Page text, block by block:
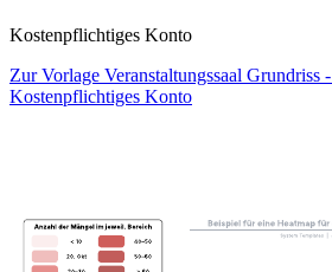
Kostenpflichtiges Konto
Zur Vorlage Veranstaltungssaal Grundriss
Kostenpflichtiges Konto